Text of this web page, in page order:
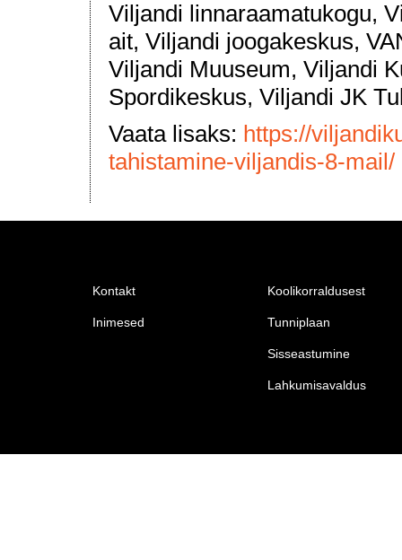
Viljandi linnaraamatukogu,
ait, Viljandi joogakeskus,
Viljandi Muuseum, Viljandi
Spordikeskus, Viljandi JK
Vaata lisaks: https://
tahistamine-viljandis-8-mail/
Kontakt
Inimesed
Koolikorraldusest
Tunniplaan
Sisseastumine
Lahkumisavaldus